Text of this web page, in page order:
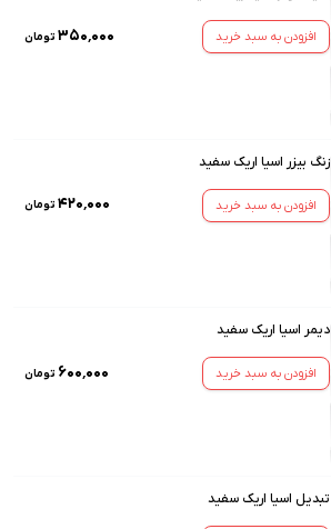
افزودن به سبد خرید ۳۵۰٬۰۰۰ تومان
زنگ بیزر اسیا اریک سفید
افزودن به سبد خرید ۴۲۰٬۰۰۰ تومان
دیمر اسیا اریک سفید
افزودن به سبد خرید ۶۰۰٬۰۰۰ تومان
تبدیل اسیا اریک سفید